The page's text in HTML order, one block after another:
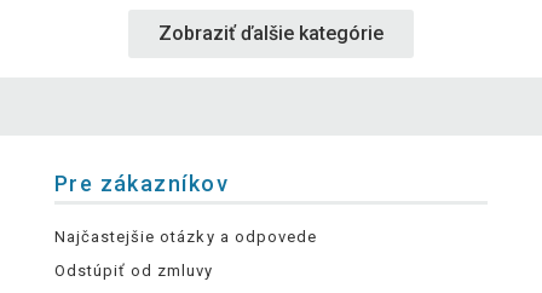
Zobraziť ďalšie kategórie
Pre zákazníkov
Najčastejšie otázky a odpovede
Odstúpiť od zmluvy